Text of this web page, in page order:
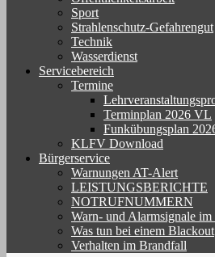
Sport
Strahlenschutz-Gefahrengut
Technik
Wasserdienst
Servicebereich
Termine
Terminplan 2026 VL
Funkübungsplan
KLFV Download
Bürgerservice
Warnungen AT-Alert
LEISTUNGSBERICHTE
NOTRUFNUMMERN
Warn- und Alarmsignale
Was tun bei einem Blackout
Verhalten im Brandfall